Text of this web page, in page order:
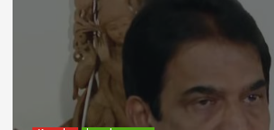
kerala news